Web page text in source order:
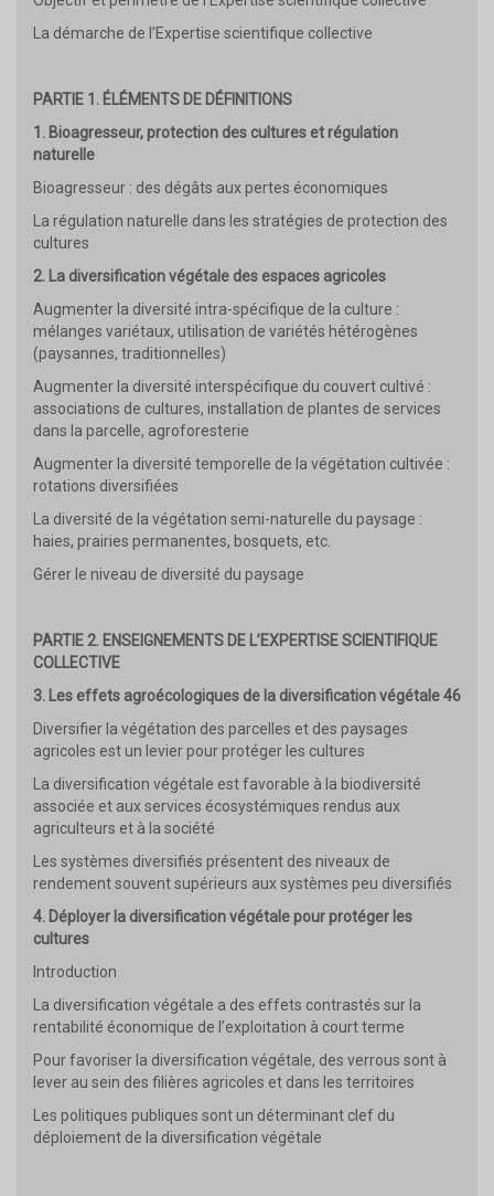
La démarche de l’Expertise scientifique collective
PARTIE 1. ÉLÉMENTS DE DÉFINITIONS
1. Bioagresseur, protection des cultures et régulation
naturelle
Bioagresseur : des dégâts aux pertes économiques
La régulation naturelle dans les stratégies de protection des
cultures
2. La diversification végétale des espaces agricoles
Augmenter la diversité intra-spécifique de la culture :
mélanges variétaux, utilisation de variétés hétérogènes
(paysannes, traditionnelles)
Augmenter la diversité interspécifique du couvert cultivé :
associations de cultures, installation de plantes de services
dans la parcelle, agroforesterie
Augmenter la diversité temporelle de la végétation cultivée :
rotations diversifiées
La diversité de la végétation semi-naturelle du paysage :
haies, prairies permanentes, bosquets, etc.
Gérer le niveau de diversité du paysage
PARTIE 2. ENSEIGNEMENTS DE L’EXPERTISE SCIENTIFIQUE
COLLECTIVE
3. Les effets agroécologiques de la diversification végétale 46
Diversifier la végétation des parcelles et des paysages
agricoles est un levier pour protéger les cultures
La diversification végétale est favorable à la biodiversité
associée et aux services écosystémiques rendus aux
agriculteurs et à la société
Les systèmes diversifiés présentent des niveaux de
rendement souvent supérieurs aux systèmes peu diversifiés
4. Déployer la diversification végétale pour protéger les
cultures
Introduction
La diversification végétale a des effets contrastés sur la
rentabilité économique de l’exploitation à court terme
Pour favoriser la diversification végétale, des verrous sont à
lever au sein des filières agricoles et dans les territoires
Les politiques publiques sont un déterminant clef du
déploiement de la diversification végétale